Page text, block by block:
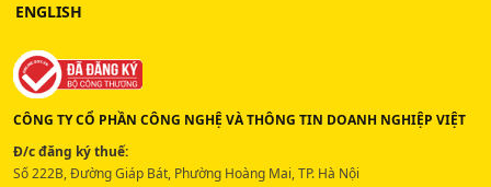
ENGLISH
CÔNG TY CỔ PHẦN CÔNG NGHỆ VÀ THÔNG TIN DOANH NGHIỆP VIỆT
Đ/c đăng ký thuế:
Số 222B, Đường Giáp Bát, Phường Hoàng Mai, TP. Hà Nội